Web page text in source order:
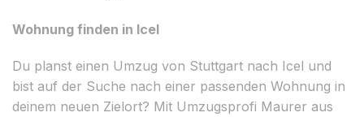
Wohnung finden in Icel
Du planst einen Umzug von Stuttgart nach Icel und
bist auf der Suche nach einer passenden Wohnung in
deinem neuen Zielort? Mit Umzugsprofi Maurer aus